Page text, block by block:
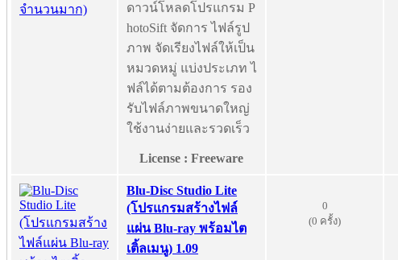
ดาวน์โหลดโปรแกรม P
hotoSift จัดการ ไฟล์รูป
ภาพ จัดเรียงไฟล์ให้เป็น
หมวดหมู่ แบ่งประเภท ไ
ฟล์ได้ตามต้องการ รอง
รับไฟล์ภาพขนาดใหญ่
ใช้งานง่ายและรวดเร็ว
License : Freeware
Blu-Disc Studio Lite
(โปรแกรมสร้างไฟล์
แผ่น Blu-ray พร้อมไต
เติ้ลเมนู) 1.09
0
(0 ครั้ง)